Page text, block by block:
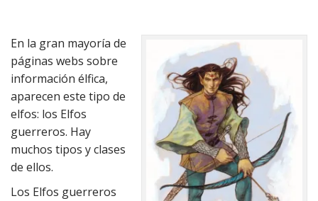
En la gran mayoría de
páginas webs sobre
información élfica,
aparecen este tipo de
elfos: los Elfos
guerreros. Hay
muchos tipos y clases
de ellos.
Los Elfos guerreros